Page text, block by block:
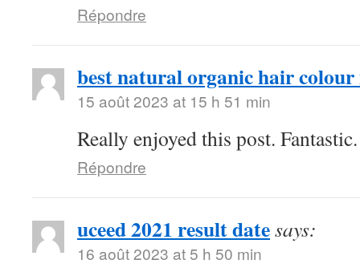
Répondre
best natural organic hair
15 août 2023 at 15 h 51 min
Really enjoyed this post. Fantastic.
Répondre
uceed 2021 result datesays:
16 août 2023 at 5 h 50 min